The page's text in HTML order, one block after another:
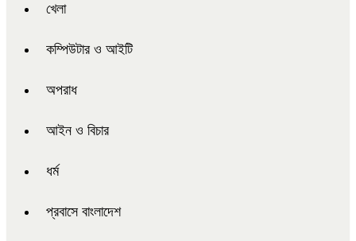
খেলা
কম্পিউটার ও আইটি
অপরাধ
আইন ও বিচার
ধর্ম
প্রবাসে বাংলাদেশ